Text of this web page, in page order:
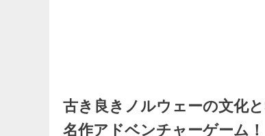
古き良きノルウェーの文化
名作アドベンチャーゲーム！